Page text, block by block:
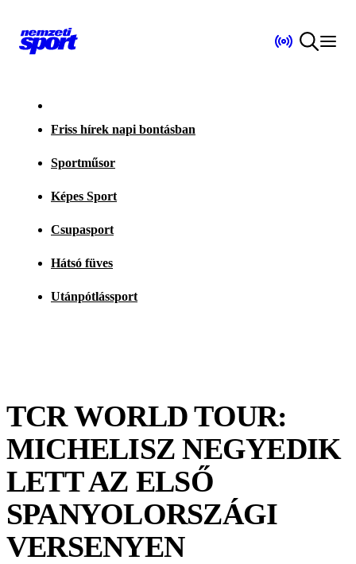
Friss hírek napi bontásban
Sportműsor
Képes Sport
Csupasport
Hátsó füves
Utánpótlássport
TCR WORLD TOUR:
MICHELISZ NEGYEDIK
LETT AZ ELSŐ
SPANYOLORSZÁGI
VERSENYEN